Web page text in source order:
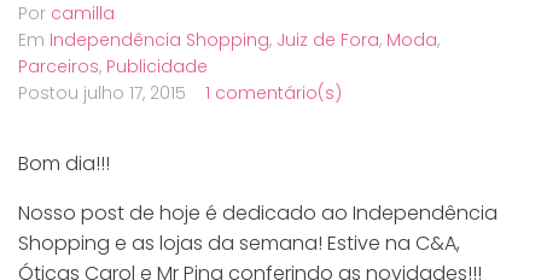
Por camilla
Em Independência Shopping, Juiz de Fora, Moda,
Parceiros, Publicidade
Postou julho 17, 2015 1 comentário(s)
Bom dia!!!
Nosso post de hoje é dedicado ao Independência
Shopping e as lojas da semana! Estive na C&A,
Óticas Carol e Mr Pina conferindo as novidades!!!